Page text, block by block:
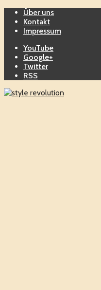
Über uns
Kontakt
Impressum
YouTube
Google+
Twitter
RSS